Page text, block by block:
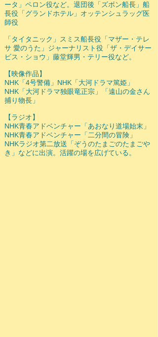
ータ」ペロン役など。退団後「ズボン船長」船
長役「グランドホテル」オッテンシュラッグ医
師役
「タイタニック」スミス船長役「マザー・テレ
サ 愛のうた」ジャーナリスト役「ザ・デイサー
ビス・ショウ」藤堂輝男・テリー役など。
【映像作品】
NHK「4号警備」NHK「大河ドラマ篤姫」
NHK「大河ドラマ独眼竜正宗」「遠山の金さん
捕り物長」
【ラジオ】
NHK青春アドベンチャー「あおなり道場始末」
NHK青春アドベンチャー「二分間の冒険」
NHKラジオ第二放送「ぞうのたまごのたまごや
き」などに出演。活躍の場を広げている。